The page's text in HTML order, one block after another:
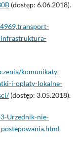
(dostęp: 6.06.2018).
komunikaty-
i-oplaty-lokalne-
(dostęp: 3.05.2018).
Urzednik-nie-